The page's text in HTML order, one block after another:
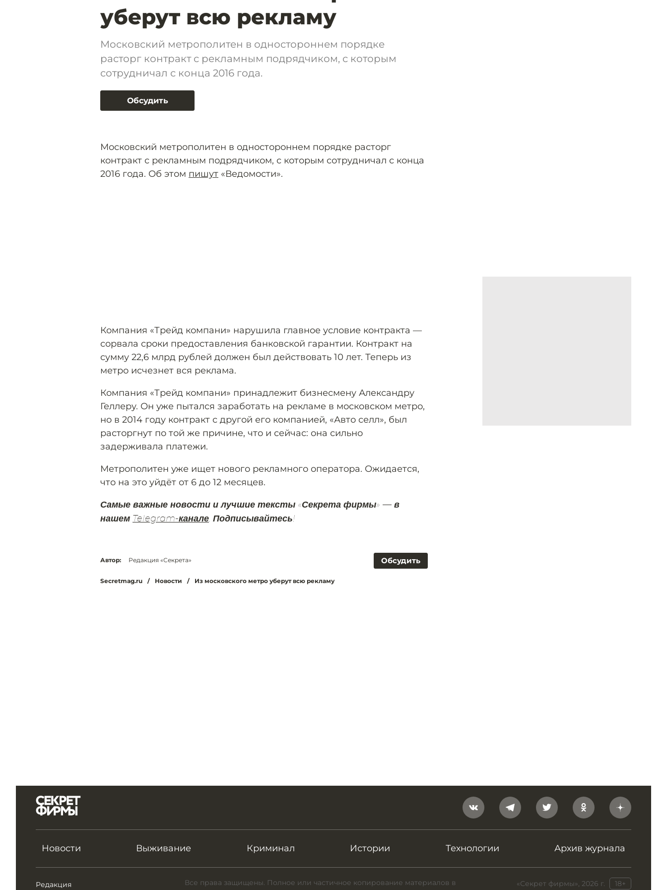
уберут всю рекламу
Московский метрополитен в одностороннем порядке
расторг контракт с рекламным подрядчиком, с которым
сотрудничал с конца 2016 года.
Обсудить
Московский метрополитен в одностороннем порядке расторг
контракт с рекламным подрядчиком, с которым сотрудничал с конца
2016 года. Об этом пишут «Ведомости».
Компания «Трейд компани» нарушила главное условие контракта —
сорвала сроки предоставления банковской гарантии. Контракт на
сумму 22,6 млрд рублей должен был действовать 10 лет. Теперь из
метро исчезнет вся реклама.
Компания «Трейд компани» принадлежит бизнесмену Александру
Геллеру. Он уже пытался заработать на рекламе в московском метро,
но в 2014 году контракт с другой его компанией, «Авто селл», был
расторгнут по той же причине, что и сейчас: она сильно
задерживала платежи.
Метрополитен уже ищет нового рекламного оператора. Ожидается,
что на это уйдёт от 6 до 12 месяцев.
Самые важные новости и лучшие тексты «Секрета фирмы» — в
нашем Telegram-канале. Подписывайтесь!
Обсудить
Автор: Редакция «Секрета»
Secretmag.ru / Новости / Из московского метро уберут всю рекламу
Новости Выживание Криминал Истории Технологии Архив журнала
Редакция «Секрет фирмы», 2026 г. 18+
Все права защищены. Полное или частичное копирование материалов в